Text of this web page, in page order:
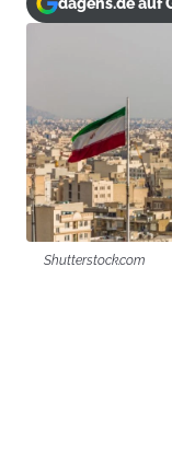
Shutterstock.com